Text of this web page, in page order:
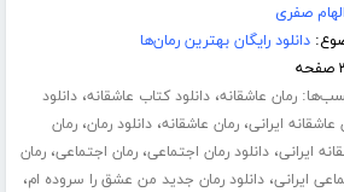
الهام صفری
دانلود رایگان بهترین رمان‌ها
رمان عاشقانه،دانلود کتاب عاشقانه،دانلود
عاشقانه ایرانی،رمان عاشقانه،دانلود رمان،رمان
ایرانی،دانلود رمان اجتماعی،رمان اجتماعی،رمان
ایرانی،دانلود رمان جدید من عشق را سروده ام،